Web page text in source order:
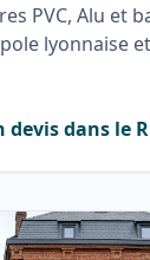
PVC, Alu et
lyonnaise
devis dans le